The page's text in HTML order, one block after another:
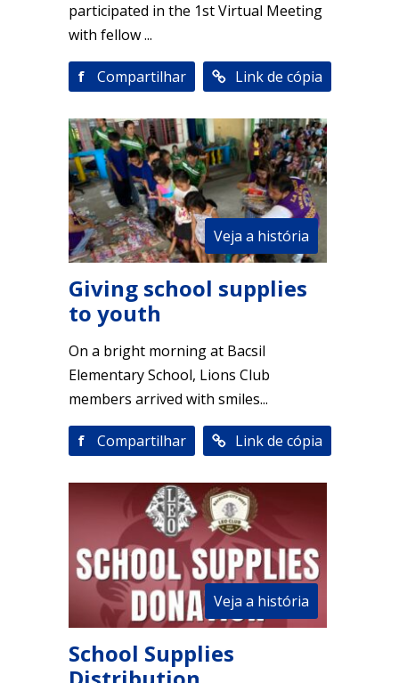
participated in the 1st Virtual Meeting
with fellow ...
f Compartilhar Link de cópia
Veja a história
Giving school supplies
to youth
On a bright morning at Bacsil
Elementary School, Lions Club
members arrived with smiles...
f Compartilhar Link de cópia
Veja a história
School Supplies